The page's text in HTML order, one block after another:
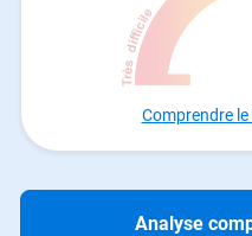
Comprendre
Analyse